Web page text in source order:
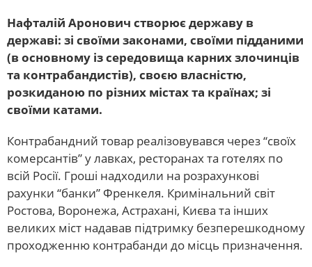
Нафталій Аронович створює державу в
державі: зі своїми законами, своїми підданими
(в основному із середовища карних злочинців
та контрабандистів), своєю власністю,
розкиданою по різних містах та країнах; зі
своїми катами.
Контрабандний товар реалізовувався через “своїх
комерсантів” у лавках, ресторанах та готелях по
всій Росії. Гроші надходили на розрахункові
рахунки “банки” Френкеля. Кримінальний світ
Ростова, Воронежа, Астрахані, Києва та інших
великих міст надавав підтримку безперешкодному
проходженню контрабанди до місць призначення.